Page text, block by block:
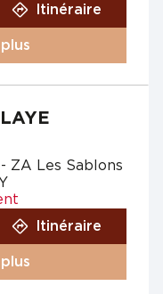
Itinéraire
ZA Les Sablons
Itinéraire